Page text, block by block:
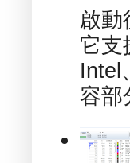
啟動
它支
Intel
容部